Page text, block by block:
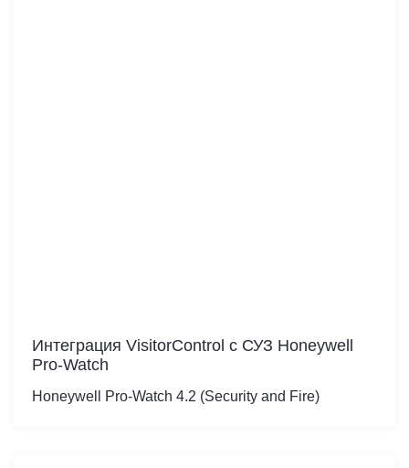
Интеграция VisitorControl c СУЗ Honeywell
Pro-Watch
Honeywell Pro-Watch 4.2 (Security and Fire)